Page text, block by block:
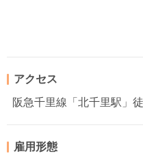
アクセス
阪急千里線「北千里駅」
雇用形態